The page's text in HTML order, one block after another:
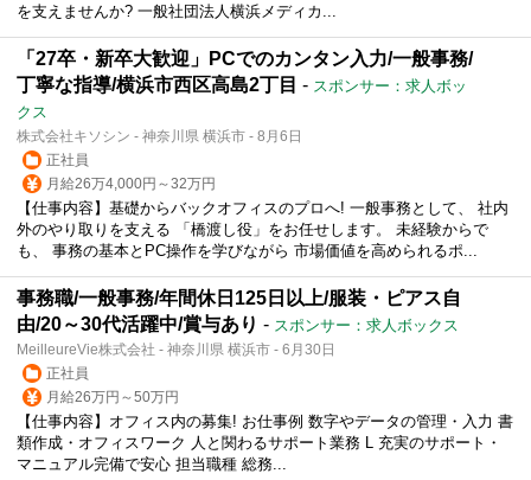
を支えませんか? 一般社団法人横浜メディカ...
「27卒・新卒大歓迎」PCでのカンタン入力/一般事務/
丁寧な指導/横浜市西区高島2丁目 - スポンサー：求人ボッ
クス
株式会社キソシン - 神奈川県 横浜市 - 8月6日
正社員
月給26万4,000円～32万円
【仕事内容】基礎からバックオフィスのプロへ! 一般事務として、 社内
外のやり取りを支える 「橋渡し役」をお任せします。 未経験からで
も、 事務の基本とPC操作を学びながら 市場価値を高められるポ...
事務職/一般事務/年間休日125日以上/服装・ピアス自
由/20～30代活躍中/賞与あり - スポンサー：求人ボックス
MeilleureVie株式会社 - 神奈川県 横浜市 - 6月30日
正社員
月給26万円～50万円
【仕事内容】オフィス内の募集! お仕事例 数字やデータの管理・入力 書
類作成・オフィスワーク 人と関わるサポート業務 L 充実のサポート・
マニュアル完備で安心 担当職種 総務...